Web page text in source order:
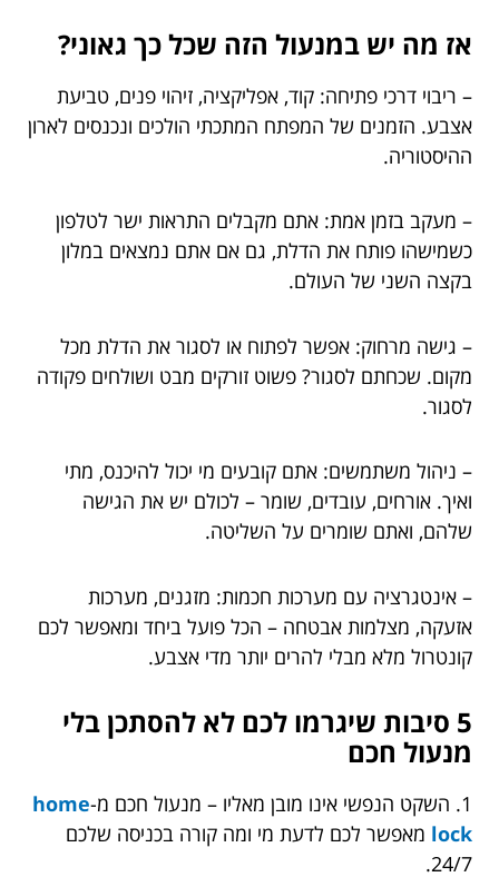
אז מה יש במנעול הזה שכל כך גאוני?
– ריבוי דרכי פתיחה: קוד, אפליקציה, זיהוי פנים, טביעת
אצבע. הזמנים של המפתח המתכתי הולכים ונכנסים לארון
ההיסטוריה.
– מעקב בזמן אמת: אתם מקבלים התראות ישר לטלפון
כשמישהו פותח את הדלת, גם אם אתם נמצאים במלון
בקצה השני של העולם.
– גישה מרחוק: אפשר לפתוח או לסגור את הדלת מכל
מקום. שכחתם לסגור? פשוט זורקים מבט ושולחים פקודה
לסגור.
– ניהול משתמשים: אתם קובעים מי יכול להיכנס, מתי
ואיך. אורחים, עובדים, שומר – לכולם יש את הגישה
שלהם, ואתם שומרים על השליטה.
– אינטגרציה עם מערכות חכמות: מזגנים, מערכות
אזעקה, מצלמות אבטחה – הכל פועל ביחד ומאפשר לכם
קונטרול מלא מבלי להרים יותר מדי אצבע.
5 סיבות שיגרמו לכם לא להסתכן בלי
מנעול חכם
1. השקט הנפשי אינו מובן מאליו – מנעול חכם מ-
home
lock מאפשר לכם לדעת מי ומה קורה בכניסה שלכם
24/7.